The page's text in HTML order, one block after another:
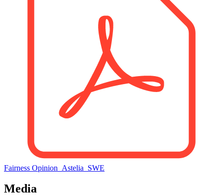
Fairness Opinion_Astelia_SWE
Media